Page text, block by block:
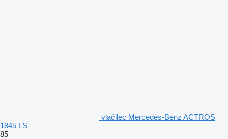
vlačilec Mercedes-Benz ACTROS
1845 LS
85